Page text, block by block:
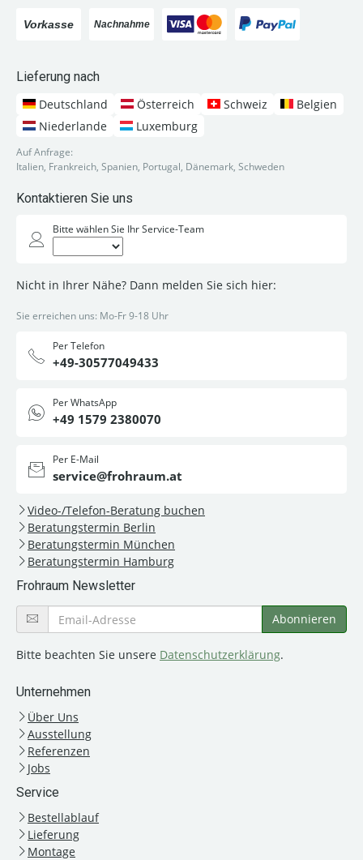
Lieferung nach
Deutschland
Österreich Schweiz
Belgien
Niederlande
Luxemburg
Auf Anfrage:
Italien, Frankreich, Spanien, Portugal, Dänemark, Schweden
Kontaktieren Sie uns
Bitte wählen Sie Ihr Service-Team
Nicht in Ihrer Nähe? Dann melden Sie sich hier:
Sie erreichen uns: Mo-Fr 9-18 Uhr
Per Telefon
+49-30577049433
Per WhatsApp
+49 1579 2380070
Per E-Mail
service@frohraum.at
Video-/Telefon-Beratung buchen
Beratungstermin Berlin
Beratungstermin München
Beratungstermin Hamburg
Frohraum Newsletter
Bitte beachten Sie unsere Datenschutzerklärung.
Unternehmen
Über Uns
Ausstellung
Referenzen
Jobs
Service
Bestellablauf
Lieferung
Montage